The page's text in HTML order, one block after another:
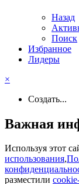
Назад
Поиск
Избранное
Лидеры
×
Создать...
Важная
Используя этот
использования,
разместили